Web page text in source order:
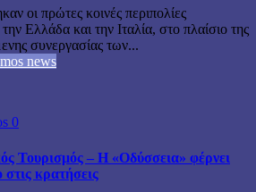
οι πρώτες κοινές περιπολίες
Ελλάδα και την Ιταλία, στο πλαίσιο της
συνεργασίας των...
news
0
Τουρισμός – Η «Οδύσσεια» φέρνει
κρατήσεις